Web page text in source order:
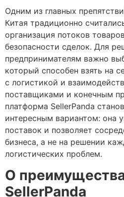
Одним из главных
Китая традиционно
организация потоков
безопасности сделок. Для
предпринимателям важно
который способен взять на
с логистикой и
поставщиками и конечным
платформа SellerPanda
интересным вариантом: она
поставок и позволяет
бизнеса, а не на решении
логистических проблем.
О
SellerPanda